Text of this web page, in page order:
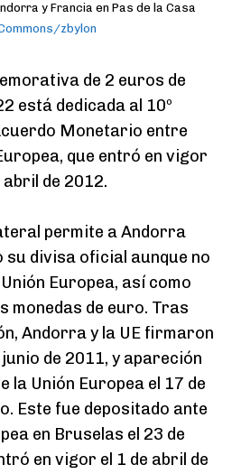
y Francia en Pas de la Casa
zbylon
de 2 euros de
está dedicada al 10º
Monetario entre
que entró en vigor
abril de 2012.
permite a Andorra
divisa oficial aunque no
Europea, así como
monedas de euro. Tras
Andorra y la UE firmaron
de 2011, y apareción
la Unión Europea el 17 de
Este fue depositado ante
en Bruselas el 23 de
en vigor el 1 de abril de